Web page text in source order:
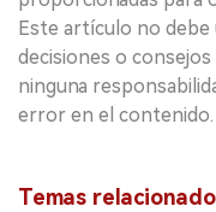
Este artículo no debe
decisiones o
ninguna
error en el contenido.
Temas